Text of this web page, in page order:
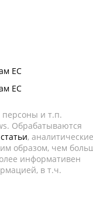
ЕС
ЕС
персоны и т.п.
Обрабатываются
статьи, аналитические
образом, чем
информативен
в т.ч.